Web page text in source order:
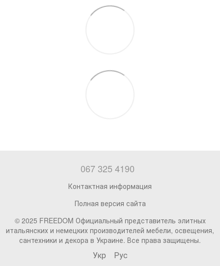
067 325 4190
Контактная информация
Полная версия сайта
© 2025 FREEDOM Официальный представитель элитных
итальянских и немецких производителей мебели, освещения,
сантехники и декора в Украине. Все права защищены.
Укр Рус